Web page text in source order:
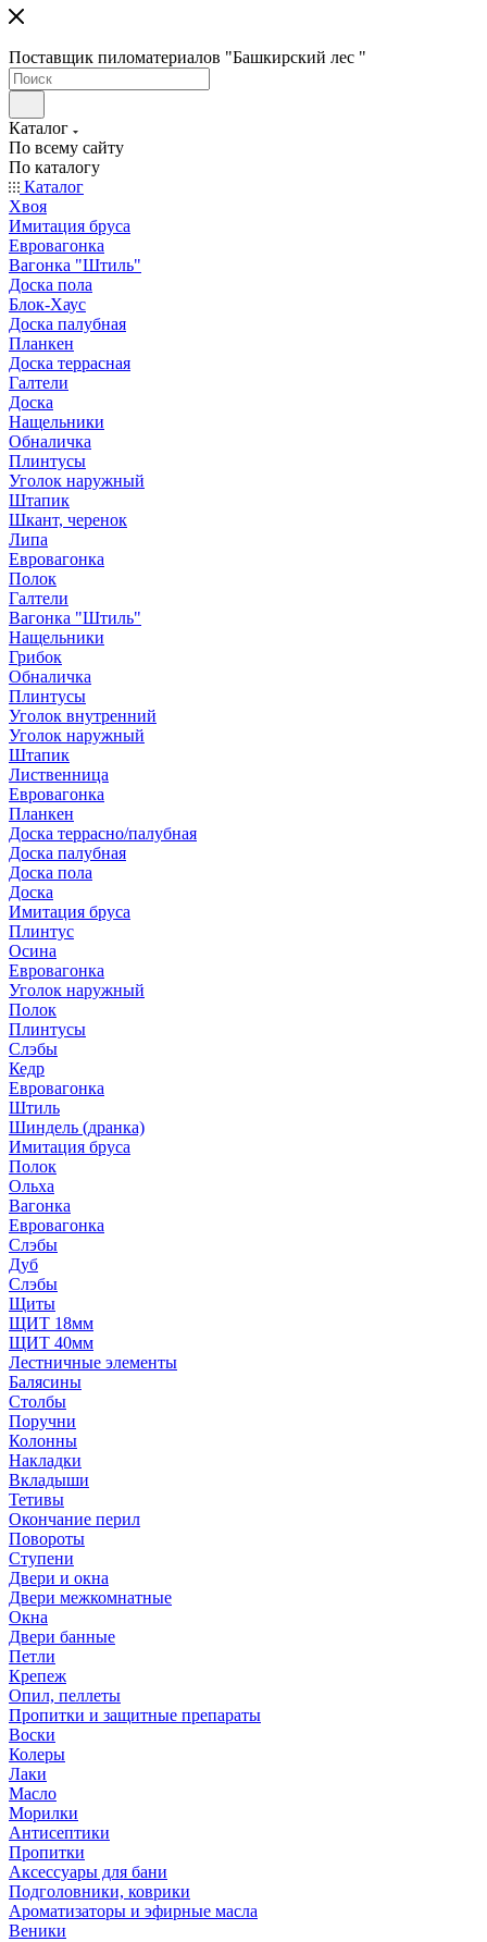
Поставщик пиломатериалов "Башкирский лес "
Каталог
По всему сайту
По каталогу
Каталог
Хвоя
Имитация бруса
Евровагонка
Вагонка "Штиль"
Доска пола
Блок-Хаус
Доска палубная
Планкен
Доска террасная
Галтели
Доска
Нащельники
Обналичка
Плинтусы
Уголок наружный
Штапик
Шкант, черенок
Липа
Евровагонка
Полок
Галтели
Вагонка "Штиль"
Нащельники
Грибок
Обналичка
Плинтусы
Уголок внутренний
Уголок наружный
Штапик
Лиственница
Евровагонка
Планкен
Доска террасно/палубная
Доска палубная
Доска пола
Доска
Имитация бруса
Плинтус
Осина
Евровагонка
Уголок наружный
Полок
Плинтусы
Слэбы
Кедр
Евровагонка
Штиль
Шиндель (дранка)
Имитация бруса
Полок
Ольха
Вагонка
Евровагонка
Слэбы
Дуб
Слэбы
Щиты
ЩИТ 18мм
ЩИТ 40мм
Лестничные элементы
Балясины
Столбы
Поручни
Колонны
Накладки
Вкладыши
Тетивы
Окончание перил
Повороты
Ступени
Двери и окна
Двери межкомнатные
Окна
Двери банные
Петли
Крепеж
Опил, пеллеты
Пропитки и защитные препараты
Воски
Колеры
Лаки
Масло
Морилки
Антисептики
Пропитки
Аксессуары для бани
Подголовники, коврики
Ароматизаторы и эфирные масла
Веники